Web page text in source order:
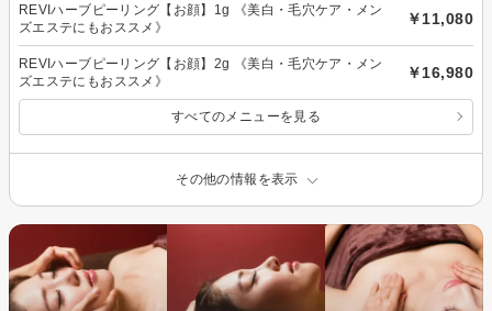
REVIハーブピーリング【お顔】1g 《美白・毛穴ケア・メン
ズエステにもおススメ》
￥11,080
REVIハーブピーリング【お顔】2g 《美白・毛穴ケア・メン
ズエステにもおススメ》
￥16,980
すべてのメニューを見る
その他の情報を表示